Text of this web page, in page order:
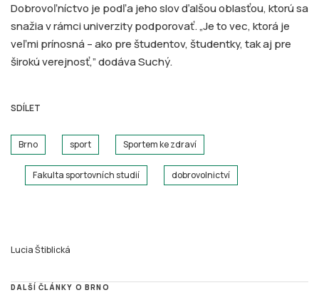
Dobrovoľníctvo je podľa jeho slov ďalšou oblasťou, ktorú sa
snažia v rámci univerzity podporovať. „Je to vec, ktorá je
veľmi prínosná – ako pre študentov, študentky, tak aj pre
širokú verejnosť,” dodáva Suchý.
SDÍLET
Brno sport Sportem ke zdraví
Fakulta sportovních studií dobrovolnictví
Lucia Štiblická
DALŠÍ ČLÁNKY O BRNO